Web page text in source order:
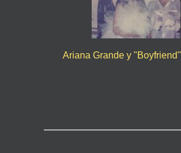
Ariana Grande y "Boyfriend"